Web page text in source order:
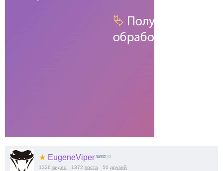
★ EugeneViper 34932 | 0
1326 видео 1372 поста 50 друзей